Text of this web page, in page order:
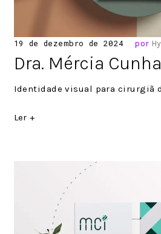
Posted
19 de dezembro de 2024 por
Dra. Mércia Cunha
Identidade visual para cirurgiã
Ler +